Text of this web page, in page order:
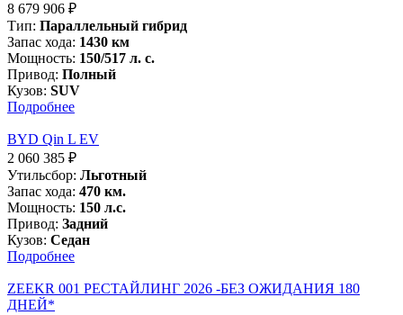
8 679 906 ₽
Тип: Параллельный гибрид
Запас хода: 1430 км
Мощность: 150/517 л. с.
Привод: Полный
Кузов: SUV
Подробнее
BYD Qin L EV
2 060 385 ₽
Утильсбор: Льготный
Запас хода: 470 км.
Мощность: 150 л.с.
Привод: Задний
Кузов: Седан
Подробнее
ZEEKR 001 РЕСТАЙЛИНГ 2026 -БЕЗ ОЖИДАНИЯ 180
ДНЕЙ*